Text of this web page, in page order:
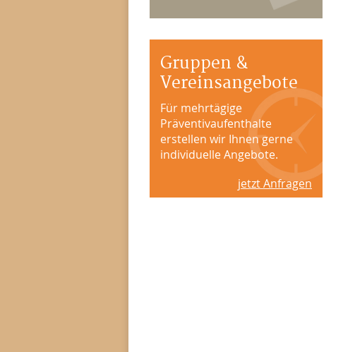
Gruppen &
Vereinsangebote
Für mehrtägige
Präventivaufenthalte
erstellen wir Ihnen gerne
individuelle Angebote.
jetzt Anfragen